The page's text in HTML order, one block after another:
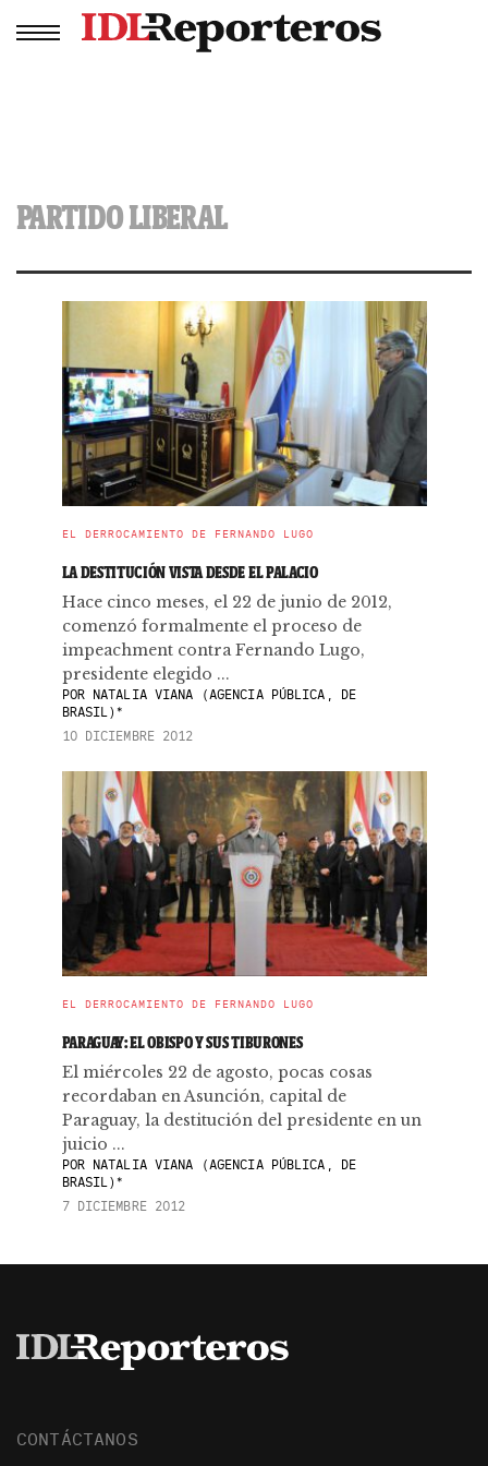
PARTIDO LIBERAL
EL DERROCAMIENTO DE FERNANDO LUGO
LA DESTITUCIÓN VISTA DESDE EL PALACIO
Hace cinco meses, el 22 de junio de 2012,
comenzó formalmente el proceso de
impeachment contra Fernando Lugo,
presidente elegido ...
PORNATALIA VIANA (AGENCIA PÚBLICA, DE
BRASIL)*
10 DICIEMBRE 2012
EL DERROCAMIENTO DE FERNANDO LUGO
PARAGUAY: EL OBISPO Y SUS TIBURONES
El miércoles 22 de agosto, pocas cosas
recordaban en Asunción, capital de
Paraguay, la destitución del presidente en un
juicio ...
PORNATALIA VIANA (AGENCIA PÚBLICA, DE
BRASIL)*
7 DICIEMBRE 2012
CONTÁCTANOS